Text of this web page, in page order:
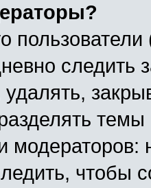
следить
удалять,
чтобы